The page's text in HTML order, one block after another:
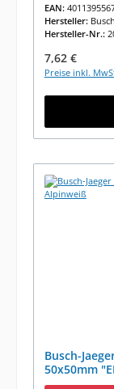
EAN:
Hersteller:
Hersteller-Nr.:
Regulärer
7,62 €
Preise inkl.
Busch-
50x50mm